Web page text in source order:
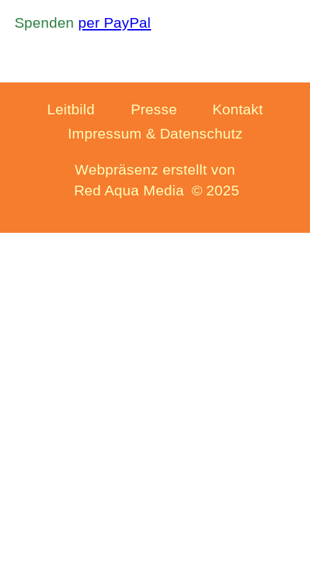
Spenden per PayPal
Leitbild Presse
Kontakt
Impressum & Datenschutz
Webpräsenz erstellt von
Red Aqua Media © 2025